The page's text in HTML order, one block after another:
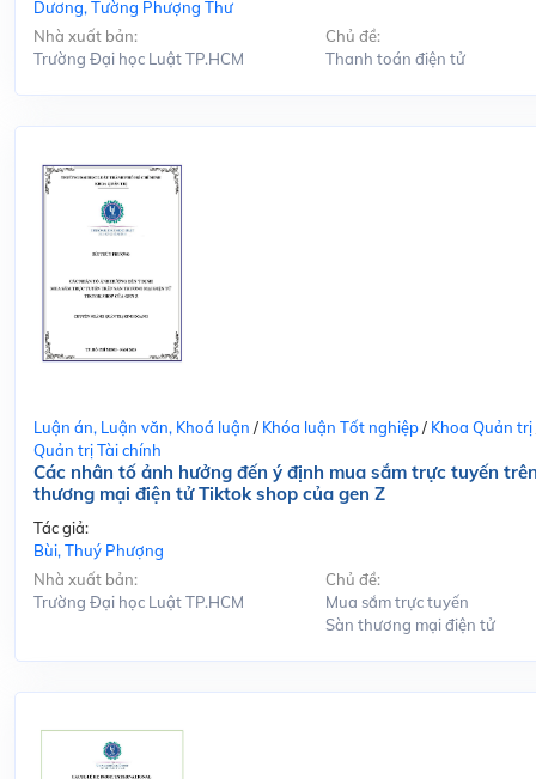
Dương, Tường Phượng Thư
Nhà xuất bản:
Trường Đại học Luật TP.HCM
Chủ đề:
Thanh toán điện tử
Luận án, Luận văn, Khoá luận / Khóa luận Tốt nghiệp/ Khoa Quản trị
Quản trị Tài chính
Các nhân tố ảnh hưởng đến ý định mua sắm trực tuyến
thương mại điện tử Tiktok shop của gen Z
Tác giả:
Bùi, Thuý Phượng
Nhà xuất bản:
Trường Đại học Luật TP.HCM
Chủ đề:
Mua sắm trực tuyến
Sàn thương mại điện tử